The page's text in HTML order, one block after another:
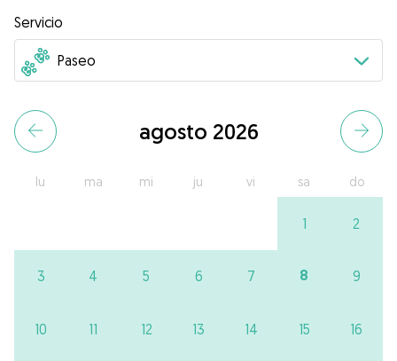
Servicio
agosto 2026
lu ma mi ju vi sa do
1 2
3 4 5 6 7 8 9
10 11 12 13 14 15 16